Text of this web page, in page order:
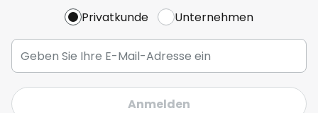
Privatkunde Unternehmen
Anmelden